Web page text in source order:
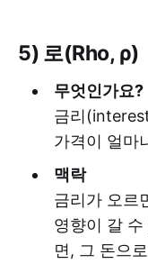
5) 로(Rho, ρ)
무엇인가요?
금리
가격이 얼마
맥락
금리가 오르
영향이 갈
면, 그 돈으